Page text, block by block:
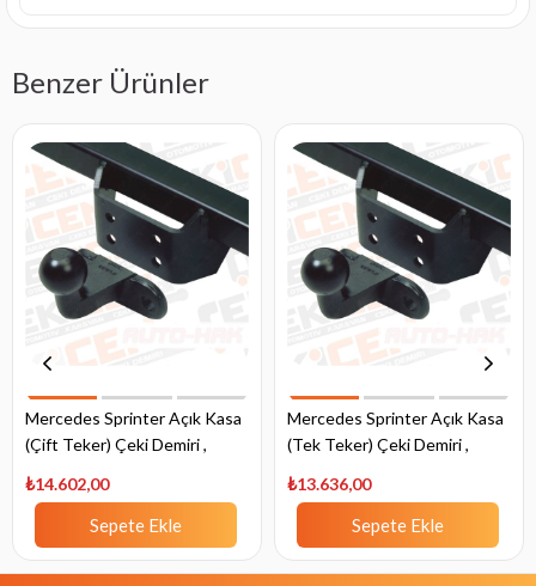
Benzer Ürünler
Mercedes Sprinter Açık Kasa
(Çift Teker) Çeki Demiri ,
₺14.602,00
Sepete Ekle
Mercedes Sprinter Açık Kasa
(Tek Teker) Çeki Demiri ,
₺13.636,00
Sepete Ekle